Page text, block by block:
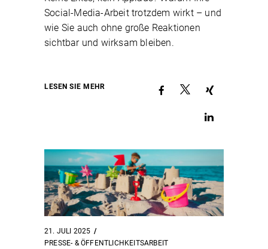
Social-Media-Arbeit trotzdem wirkt – und
wie Sie auch ohne große Reaktionen
sichtbar und wirksam bleiben.
LESEN SIE MEHR
21. JULI 2025
PRESSE- & ÖFFENTLICHKEITSARBEIT